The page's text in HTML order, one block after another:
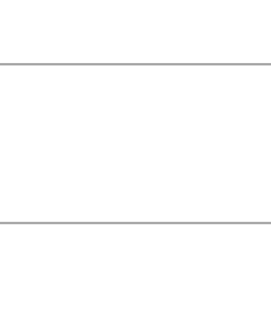
sich das schon früh, in
sie doch viele
zu unternehmen, den Bauern
(also on mistakes) and
(initial position - final position).